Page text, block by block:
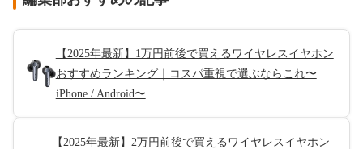
【2025年最新】1万円前後で買えるワイヤレスイヤホン
おすすめランキング｜コスパ重視で選ぶならこれ〜
iPhone / Android〜
【2025年最新】2万円前後で買えるワイヤレスイヤホン